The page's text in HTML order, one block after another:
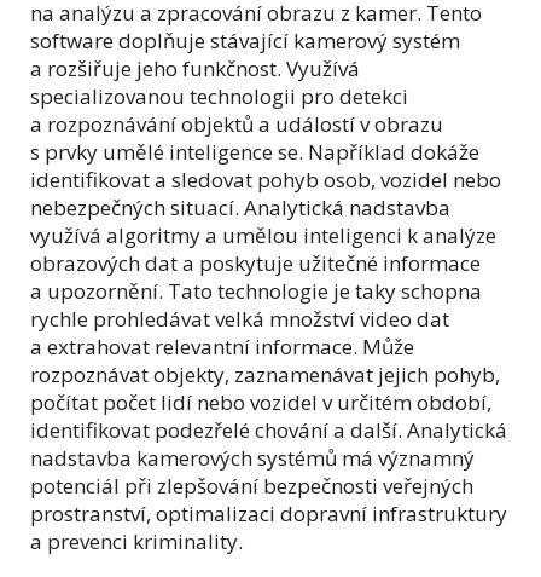
na analýzu a zpracování obrazu z kamer. Tento
software doplňuje stávající kamerový systém
a rozšiřuje jeho funkčnost. Využívá
specializovanou technologii pro detekci
a rozpoznávání objektů a událostí v obrazu
s prvky umělé inteligence se. Například dokáže
identifikovat a sledovat pohyb osob, vozidel nebo
nebezpečných situací. Analytická nadstavba
využívá algoritmy a umělou inteligenci k analýze
obrazových dat a poskytuje užitečné informace
a upozornění. Tato technologie je taky schopna
rychle prohledávat velká množství video dat
a extrahovat relevantní informace. Může
rozpoznávat objekty, zaznamenávat jejich pohyb,
počítat počet lidí nebo vozidel v určitém období,
identifikovat podezřelé chování a další. Analytická
nadstavba kamerových systémů má významný
potenciál při zlepšování bezpečnosti veřejných
prostranství, optimalizaci dopravní infrastruktury
a prevenci kriminality.